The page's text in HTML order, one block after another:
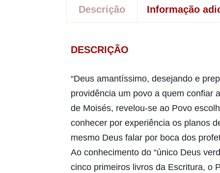
Descrição Informação
DESCRIÇÃO
“Deus amantíssimo, desejando e
providência um povo a quem confiar
de Moisés, revelou-se ao Povo
conhecer por experiência os planos
mesmo Deus falar por boca dos
Ao conhecimento do “único Deus
cinco primeiros livros da Escritura, o